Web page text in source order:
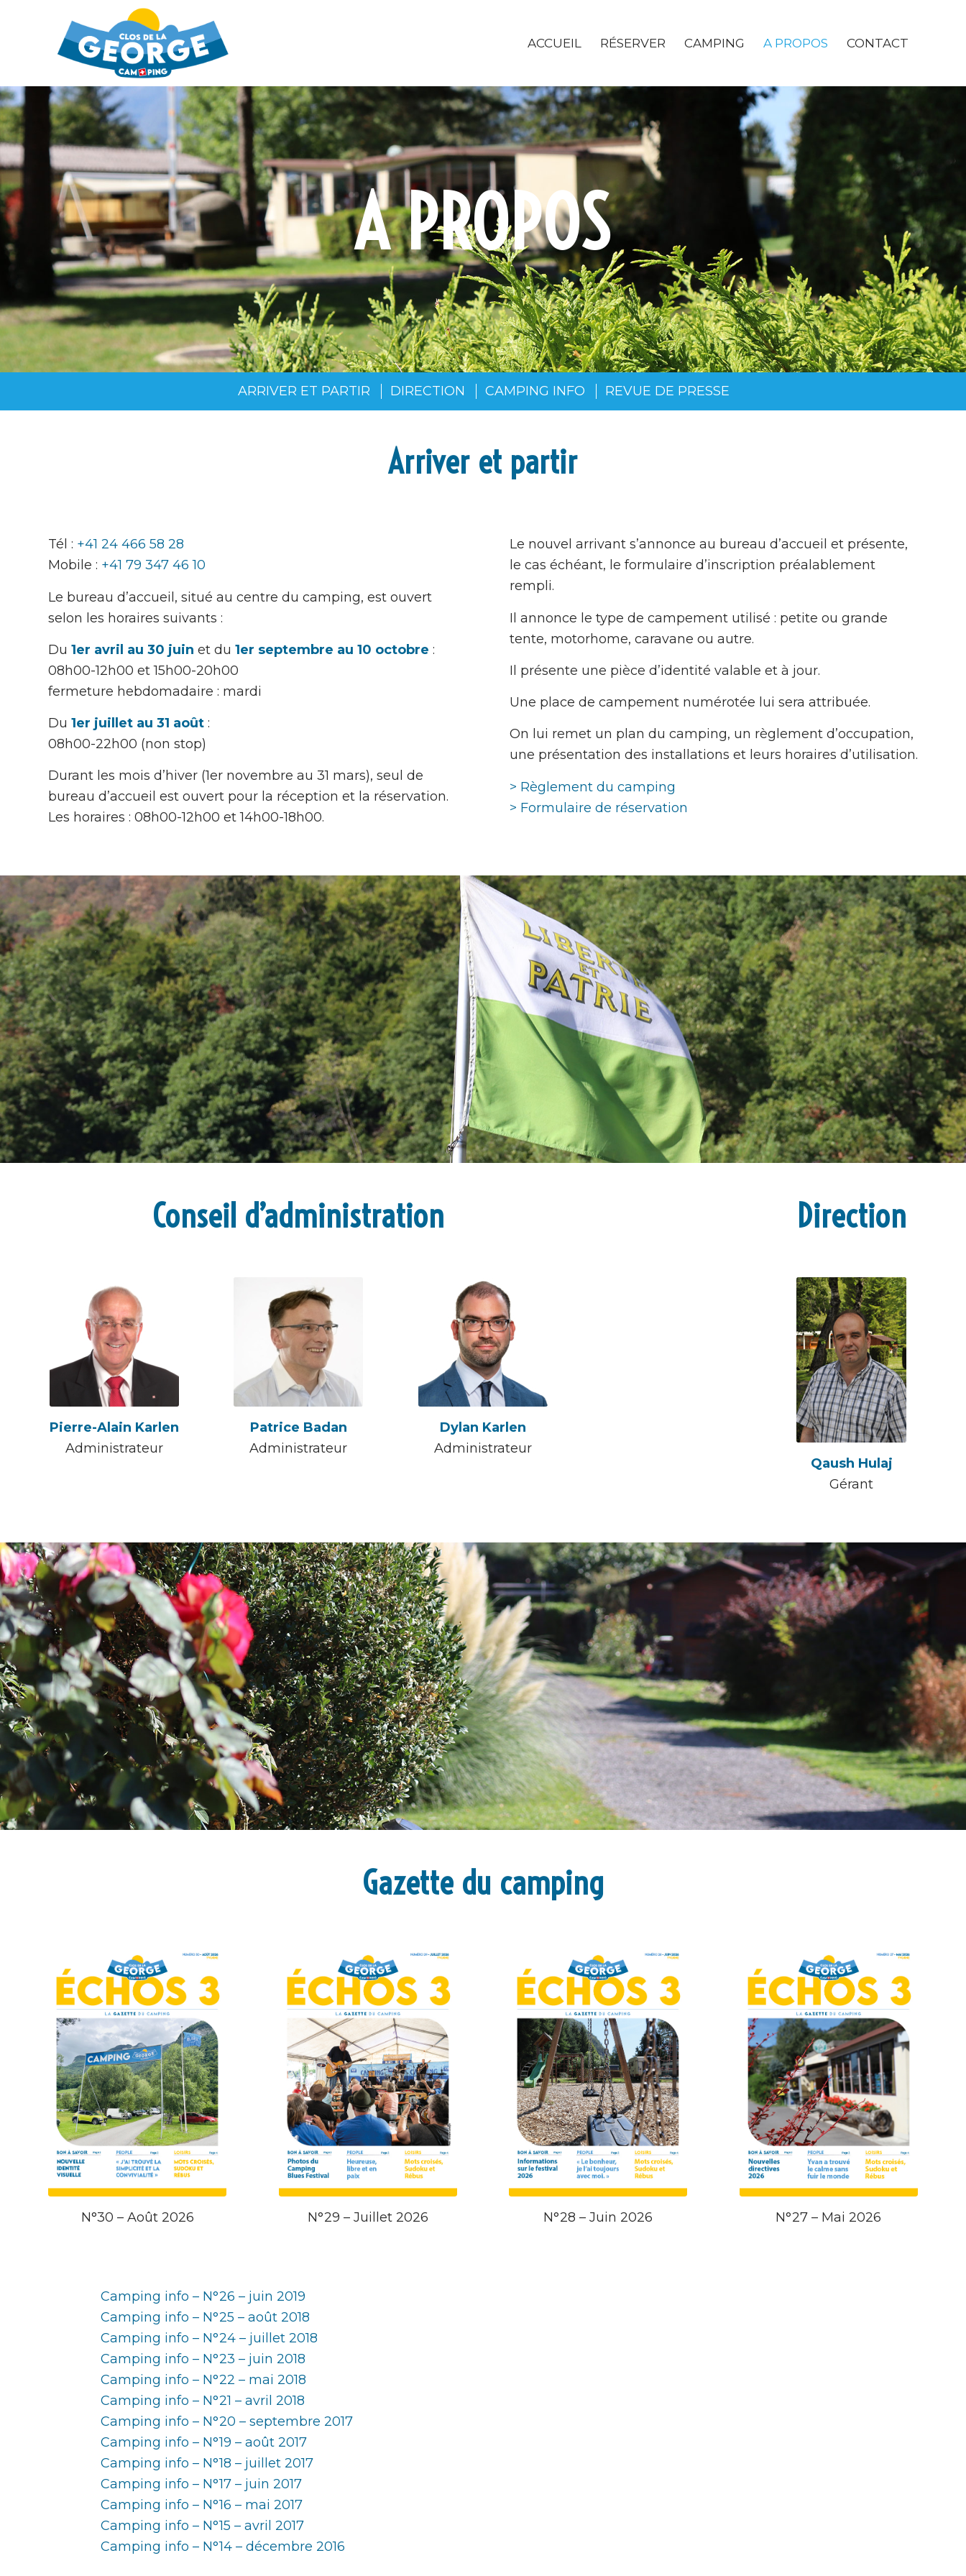
ACCUEIL RÉSERVER CAMPING A PROPOS CONTACT
A PROPOS
ARRIVER ET PARTIR DIRECTION CAMPING INFO REVUE DE PRESSE
Arriver et partir
Tél : +41 24 466 58 28
Mobile : +41 79 347 46 10
Le bureau d’accueil, situé au centre du camping, est ouvert
selon les horaires suivants :
Du 1er avril au 30 juin et du 1er septembre au 10 octobre :
08h00-12h00 et 15h00-20h00
fermeture hebdomadaire : mardi
Du 1er juillet au 31 août :
08h00-22h00 (non stop)
Durant les mois d’hiver (1er novembre au 31 mars), seul de
bureau d’accueil est ouvert pour la réception et la réservation.
Les horaires : 08h00-12h00 et 14h00-18h00.
Le nouvel arrivant s’annonce au bureau d’accueil et présente,
le cas échéant, le formulaire d’inscription préalablement
rempli.
Il annonce le type de campement utilisé : petite ou grande
tente, motorhome, caravane ou autre.
Il présente une pièce d’identité valable et à jour.
Une place de campement numérotée lui sera attribuée.
On lui remet un plan du camping, un règlement d’occupation,
une présentation des installations et leurs horaires d’utilisation.
> Règlement du camping
> Formulaire de réservation
Conseil d’administration Direction
Pierre-Alain Karlen
Administrateur
Patrice Badan
Administrateur
Dylan Karlen
Administrateur
Qaush Hulaj
Gérant
Gazette du camping
N°30 – Août 2026 N°29 – Juillet 2026 N°28 – Juin 2026 N°27 – Mai 2026
Camping info – N°26 – juin 2019
Camping info – N°25 – août 2018
Camping info – N°24 – juillet 2018
Camping info – N°23 – juin 2018
Camping info – N°22 – mai 2018
Camping info – N°21 – avril 2018
Camping info – N°20 – septembre 2017
Camping info – N°19 – août 2017
Camping info – N°18 – juillet 2017
Camping info – N°17 – juin 2017
Camping info – N°16 – mai 2017
Camping info – N°15 – avril 2017
Camping info – N°14 – décembre 2016